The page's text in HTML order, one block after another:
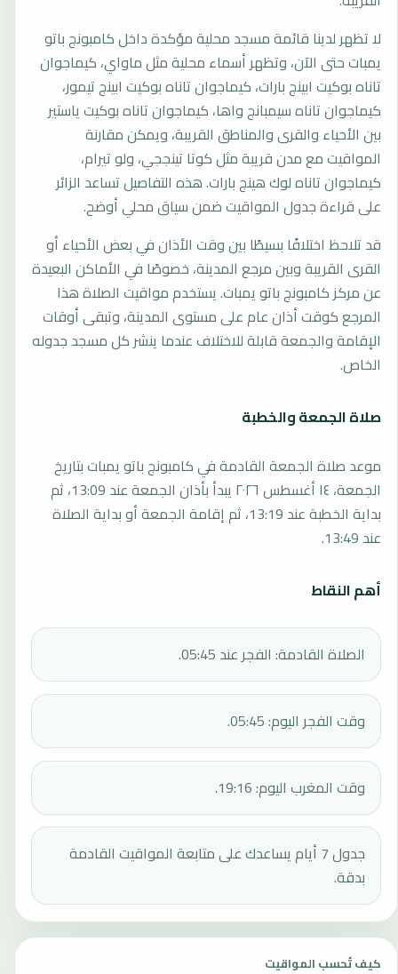
لا تظهر لدينا قائمة مسجد محلية مؤكدة داخل كامبونج باتو
يمبات حتى الآن، وتظهر أسماء محلية مثل ماواي، كيماجوان
تاناه بوكيت ابينج بارات، كيماجوان تاناه بوكيت ابينج تيمور،
كيماجوان تاناه سيمبانج واها، كيماجوان تاناه بوكيت ياستير
بين الأحياء والقرى والمناطق القريبة، ويمكن مقارنة
المواقيت مع مدن قريبة مثل كوتا تينججي، ولو تيرام،
كيماجوان تاناه لوك هينج بارات. هذه التفاصيل تساعد الزائر
على قراءة جدول المواقيت ضمن سياق محلي أوضح.
قد تلاحظ اختلافًا بسيطًا بين وقت الأذان في بعض الأحياء أو
القرى القريبة وبين مرجع المدينة، خصوصًا في الأماكن البعيدة
عن مركز كامبونج باتو يمبات. يستخدم مواقيت الصلاة هذا
المرجع كوقت أذان عام على مستوى المدينة، وتبقى أوقات
الإقامة والجمعة قابلة للاختلاف عندما ينشر كل مسجد جدوله
الخاص.
صلاة الجمعة والخطبة
موعد صلاة الجمعة القادمة في كامبونج باتو يمبات بتاريخ
الجمعة، ١٤ أغسطس ٢٠٢٦ يبدأ بأذان الجمعة عند 13:09، ثم
بداية الخطبة عند 13:19، ثم إقامة الجمعة أو بداية الصلاة
عند 13:49.
أهم النقاط
الصلاة القادمة: الفجر عند 05:45.
وقت الفجر اليوم: 05:45.
وقت المغرب اليوم: 19:16.
جدول 7 أيام يساعدك على متابعة المواقيت القادمة
بدقة.
كيف تُحسب المواقيت